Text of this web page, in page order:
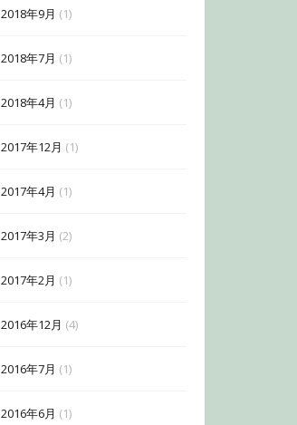
2018年9月 (1)
2018年7月 (1)
2018年4月 (1)
2017年12月 (1)
2017年4月 (1)
2017年3月 (2)
2017年2月 (1)
2016年12月 (4)
2016年7月 (1)
2016年6月 (1)